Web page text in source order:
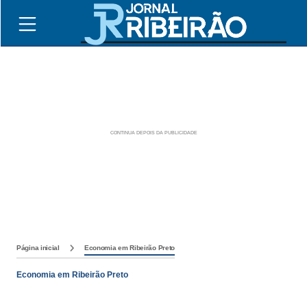
Página inicial Economia em Ribeirão Preto
Economia em Ribeirão Preto